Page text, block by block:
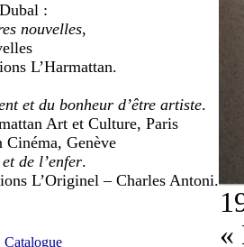
:
nouvelles,
L’Harmattan.
et du bonheur d’être artiste.
Art et Culture, Paris
Cinéma, Genève
de l’enfer.
L’Originel – Charles Antoni.
Catalogue
«